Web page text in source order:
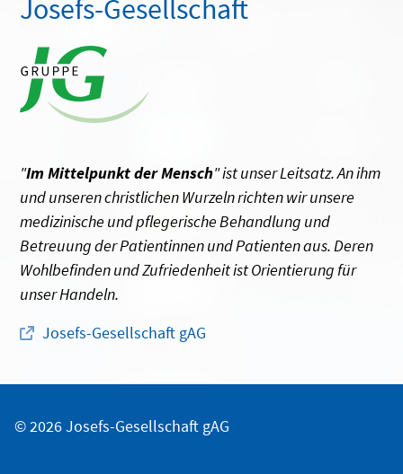
Josefs-Gesellschaft
"Im Mittelpunkt der Mensch" ist unser Leitsatz. An ihm
und unseren christlichen Wurzeln richten wir unsere
medizinische und pflegerische Behandlung und
Betreuung der Patientinnen und Patienten aus. Deren
Wohlbefinden und Zufriedenheit ist Orientierung für
unser Handeln.
Josefs-Gesellschaft gAG
© 2026 Josefs-Gesellschaft gAG